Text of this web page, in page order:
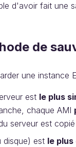
d'avoir fait une
de
une instance
est le plus
chaque AMI
serveur est
disque) est le